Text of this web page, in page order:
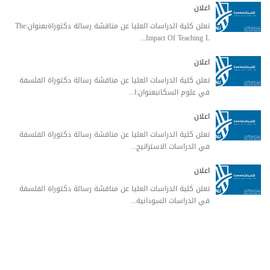
اعلان
تعلن كلية الدراسات العليا عن مناقشة رسالة دكتوراةبعنوان:The
Impact Of Teaching L...
اعلان
تعلن كلية الدراسات العليا عن مناقشة رسالة دكتوراة الفلسفة
في علوم السكانبعنوان:ا...
اعلان
تعلن كلية الدراسات العليا عن مناقشة رسالة دكتوراة الفلسفة
في الدراسات الاستراتيج...
اعلان
تعلن كلية الدراسات العليا عن مناقشة رسالة دكتوراة الفلسفة
في الدراسات السودانية...